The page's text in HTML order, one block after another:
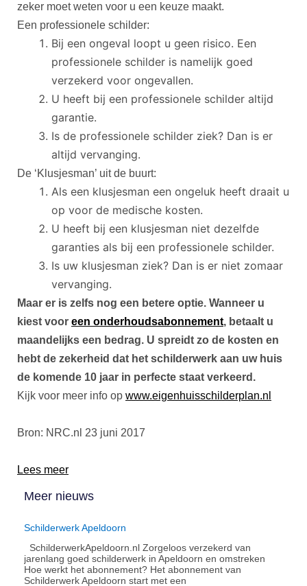
zeker moet weten voor u een keuze maakt.
Een professionele schilder:
Bij een ongeval loopt u geen risico. Een
professionele schilder is namelijk goed
verzekerd voor ongevallen.
U heeft bij een professionele schilder altijd
garantie.
Is de professionele schilder ziek? Dan is er
altijd vervanging.
De ‘Klusjesman’ uit de buurt:
Als een klusjesman een ongeluk heeft draait u
op voor de medische kosten.
U heeft bij een klusjesman niet dezelfde
garanties als bij een professionele schilder.
Is uw klusjesman ziek? Dan is er niet zomaar
vervanging.
Maar er is zelfs nog een betere optie. Wanneer u
kiest voor een onderhoudsabonnement, betaalt u
maandelijks een bedrag. U spreidt zo de kosten en
hebt de zekerheid dat het schilderwerk aan uw huis
de komende 10 jaar in perfecte staat verkeerd.
Kijk voor meer info op www.eigenhuisschilderplan.nl
Bron: NRC.nl 23 juni 2017
Lees meer
Meer nieuws
Schilderwerk Apeldoorn
SchilderwerkApeldoorn.nl Zorgeloos verzekerd van
jarenlang goed schilderwerk in Apeldoorn en omstreken
Hoe werkt het abonnement?​ Het abonnement van
Schilderwerk Apeldoorn start met een